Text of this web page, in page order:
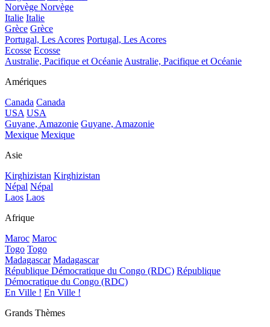
Norvège Norvège
Italie Italie
Grèce Grèce
Portugal, Les Acores Portugal, Les Acores
Ecosse Ecosse
Australie, Pacifique et Océanie Australie, Pacifique et Océanie
Amériques
Canada Canada
USA USA
Guyane, Amazonie Guyane, Amazonie
Mexique Mexique
Asie
Kirghizistan Kirghizistan
Népal Népal
Laos Laos
Afrique
Maroc Maroc
Togo Togo
Madagascar Madagascar
République Démocratique du Congo (RDC) République
Démocratique du Congo (RDC)
En Ville ! En Ville !
Grands Thèmes